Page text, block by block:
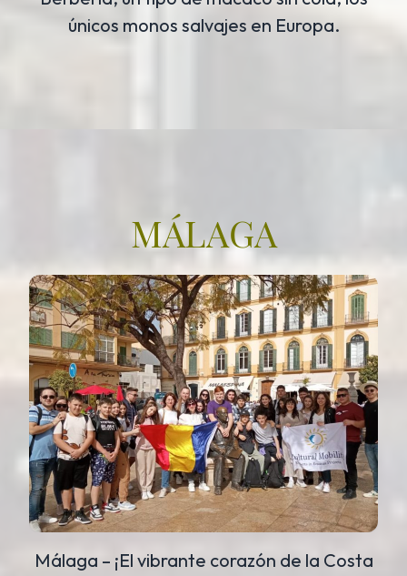
únicos monos salvajes en Europa.
MÁLAGA
Málaga – ¡El vibrante corazón de la Costa